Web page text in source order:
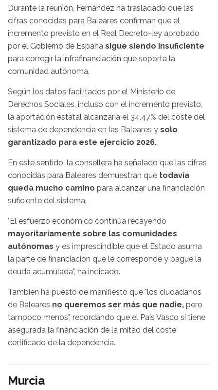
Durante la reunión, Fernández ha trasladado que las
cifras conocidas para Baleares confirman que el
incremento previsto en el Real Decreto-ley aprobado
por el Gobierno de España sigue siendo insuficiente
para corregir la infrafinanciación que soporta la
comunidad autónoma.
Según los datos facilitados por el Ministerio de
Derechos Sociales, incluso con el incremento previsto,
la aportación estatal alcanzaría el 34,47% del coste del
sistema de dependencia en las Baleares y solo
garantizado para este ejercicio 2026.
En este sentido, la consellera ha señalado que las cifras
conocidas para Baleares demuestran que todavía
queda mucho camino para alcanzar una financiación
suficiente del sistema.
"El esfuerzo económico continúa recayendo
mayoritariamente sobre las comunidades
autónomas y es imprescindible que el Estado asuma
la parte de financiación que le corresponde y pague la
deuda acumulada", ha indicado.
También ha puesto de manifiesto que "los ciudadanos
de Baleares no queremos ser más que nadie, pero
tampoco menos", recordando que el País Vasco sí tiene
asegurada la financiación de la mitad del coste
certificado de la dependencia.
Murcia